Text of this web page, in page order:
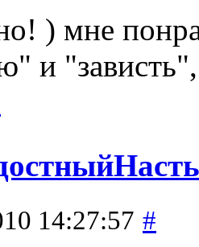
) мне
и
14:27:57 #